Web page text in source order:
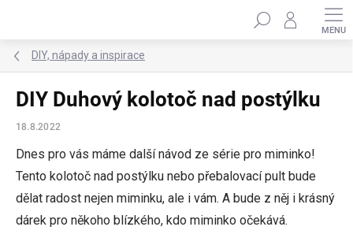
Hledat
DIY, nápady a inspirace
DIY Duhový kolotoč nad postýlku
18.8.2022
Dnes pro vás máme další návod ze série pro miminko!
Tento kolotoč nad postýlku nebo přebalovací pult bude
dělat radost nejen miminku, ale i vám. A bude z něj i krásný
dárek pro někoho blízkého, kdo miminko očekává.